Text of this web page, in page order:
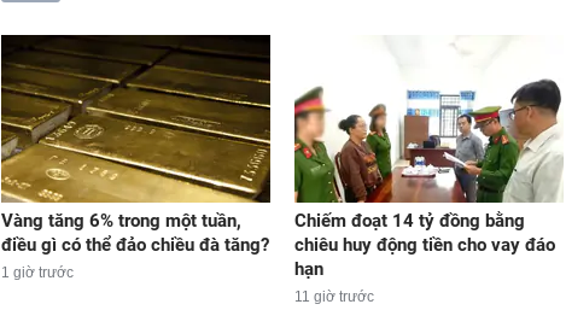
Vàng tăng 6% trong một tuần,
điều gì có thể đảo chiều đà tăng?
1 giờ trước
Chiếm đoạt 14 tỷ đồng bằng
chiêu huy động tiền cho vay đáo
hạn
11 giờ trước